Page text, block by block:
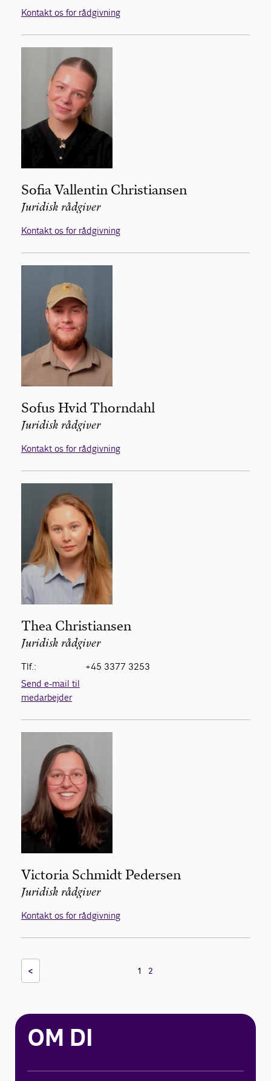
Kontakt os for rådgivning
Sofia Vallentin Christiansen
Juridisk rådgiver
Kontakt os for rådgivning
Sofus Hvid Thorndahl
Juridisk rådgiver
Kontakt os for rådgivning
Thea Christiansen
Juridisk rådgiver
Tlf.:
+45 3377 3253
Send e-mail til
medarbejder
Victoria Schmidt Pedersen
Juridisk rådgiver
Kontakt os for rådgivning
< 1 2
OM DI